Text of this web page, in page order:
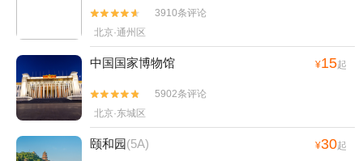


3910条评论
北京·通州区
中国国家博物馆 ¥15起


5902条评论
北京·东城区
颐和园(5A) ¥30起